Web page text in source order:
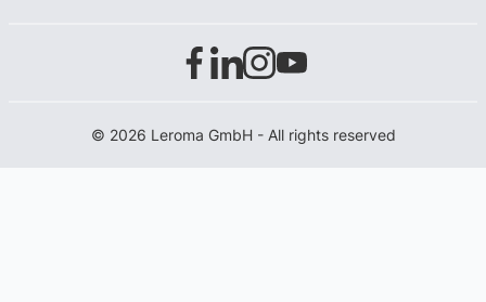
© 2026 Leroma GmbH - All rights reserved